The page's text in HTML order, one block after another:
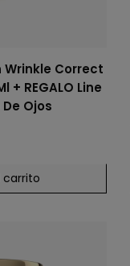
Wrinkle Correct
Line
Ojos
carrito